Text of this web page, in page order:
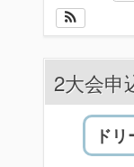
2大会申
ド